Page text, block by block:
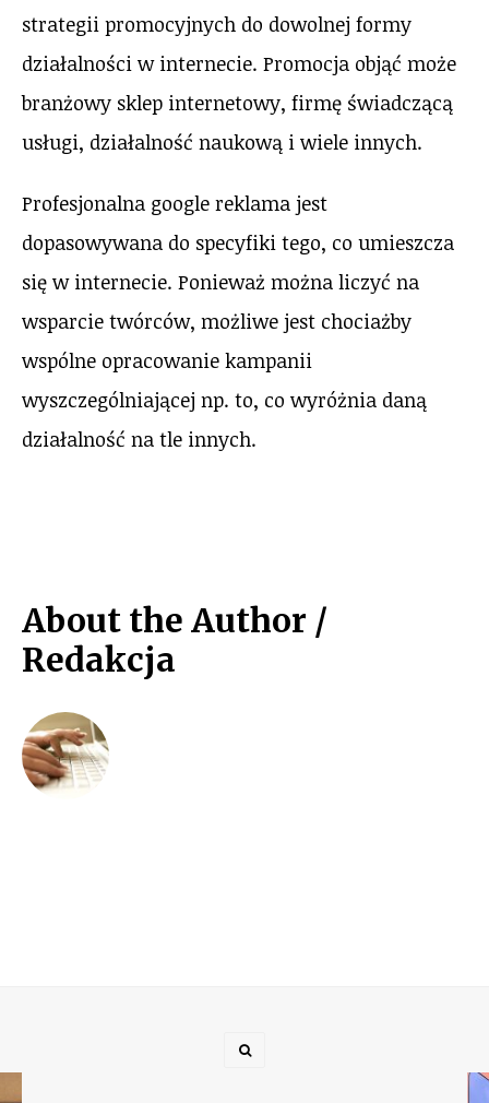
strategii promocyjnych do dowolnej formy
działalności w internecie. Promocja objąć może
branżowy sklep internetowy, firmę świadczącą
usługi, działalność naukową i wiele innych.
Profesjonalna google reklama jest
dopasowywana do specyfiki tego, co umieszcza
się w internecie. Ponieważ można liczyć na
wsparcie twórców, możliwe jest chociażby
wspólne opracowanie kampanii
wyszczególniającej np. to, co wyróżnia daną
działalność na tle innych.
About the Author /
Redakcja